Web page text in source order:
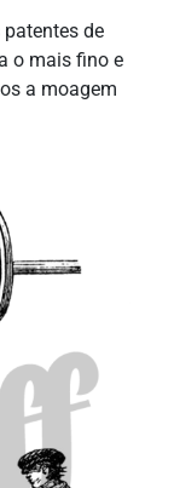
de
o mais fino e
a moagem